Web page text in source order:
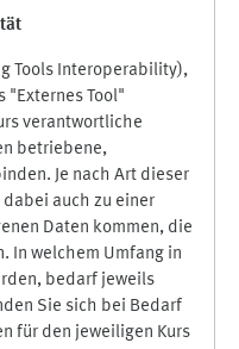
Tools Interoperability),
"Externes Tool"
verantwortliche
betriebene,
Je nach Art dieser
auch zu einer
Daten kommen, die
In welchem Umfang in
bedarf jeweils
Sie sich bei Bedarf
für den jeweiligen Kurs